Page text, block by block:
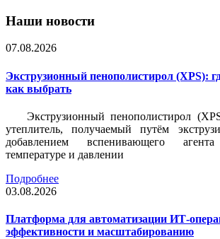
Наши новости
07.08.2026
Экструзионный пенополистирол (XPS):
как выбрать
Экструзионный пенополистирол
утеплитель, получаемый путём
добавлением вспенивающего
температуре и давлении
Подробнее
03.08.2026
Платформа для автоматизации ИТ-
эффективности и масштабированию